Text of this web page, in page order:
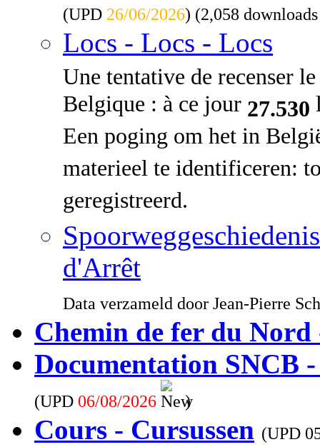
(UPD 26/06/2026) (2,058
Locs - Locs - Locs
Une tentative de recenser
Belgique : à ce jour 27.530
Een poging om het in
materieel te identificeren:
geregistreerd.
d'Arrêt
Data verzameld door Jean-Pierre
Chemin de fer du Nord
Documentation SNCB
(UPD 06/08/2026 )
Cours - Cursussen (UPD